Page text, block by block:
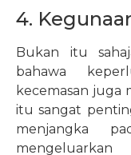
4.
Bukan itu
bahawa
kecemasan juga
itu sangat
menjangka